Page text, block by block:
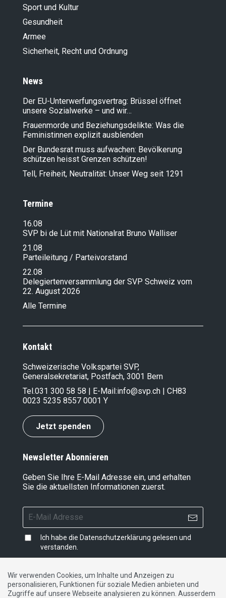
Sport und Kultur
Gesundheit
Armee
Sicherheit, Recht und Ordnung
News
Der EU-Unterwerfungsvertrag: Brüssel öffnet
unsere Sozialwerke – und wir…
Frauenmorde und Beziehungsdelikte: Was die
Feministinnen explizit ausblenden
Der Bundesrat muss aufwachen: Bevölkerung
schützen heisst Grenzen schützen!
Tell, Freiheit, Neutralität: Unser Weg seit 1291
Termine
16.08
SVP bi de Lüt mit Nationalrat Bruno Walliser
21.08
Parteileitung / Parteivorstand
22.08
Delegiertenversammlung der SVP Schweiz vom
22. August 2026
Alle Termine
Kontakt
Schweizerische Volkspartei SVP,
Generalsekretariat, Postfach, 3001 Bern
Tel.031 300 58 58 | E-Mail:info@svp.ch | CH83
0023 5235 8557 0001 Y
Jetzt spenden
Newsletter Abonnieren
Geben Sie Ihre E-Mail Adresse ein, und erhalten
Sie die aktuellsten Informationen zuerst.
Ich habe die Datenschutzerklärung gelesen und
verstanden.
Impressum|Datenschutzerklärung|Kontakt
Wir verwenden Cookies, um Inhalte und Anzeigen zu
personalisieren, Funktionen für soziale Medien anbieten und
Zugriffe auf unsere Webseite analysieren zu können. Ausserdem